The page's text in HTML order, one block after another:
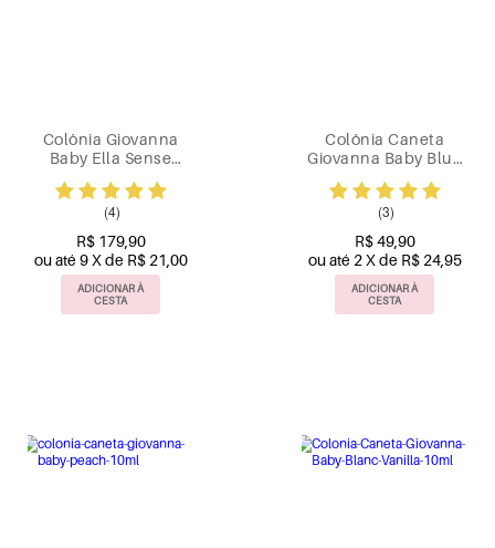
Colônia Giovanna
Baby Ella Sense
(4)
R$ 179,90
ou até 9 X de R$ 21,00
ADICIONAR À
CESTA
Colônia Caneta
Giovanna Baby Blue
(3)
R$ 49,90
ou até 2 X de R$ 24,95
ADICIONAR À
CESTA